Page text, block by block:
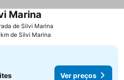
de Silvi Marina
Marina
de Silvi Marina
Ver preços